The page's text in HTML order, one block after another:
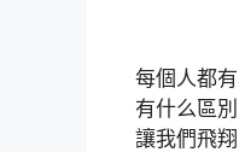
每個人都
有什么區
讓我們飛